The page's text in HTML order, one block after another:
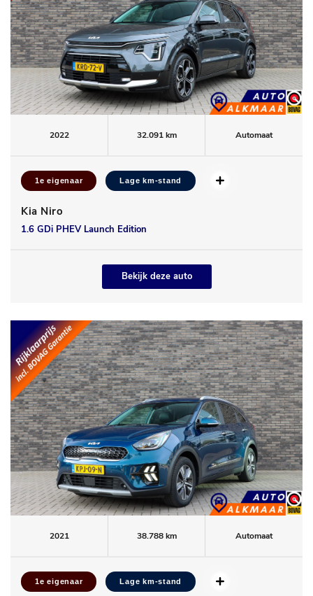
2022 32.091 km Automaat
1e eigenaar Lage km-stand
Kia Niro
1.6 GDi PHEV Launch Edition
Bekijk deze auto
2021 38.788 km Automaat
1e eigenaar Lage km-stand